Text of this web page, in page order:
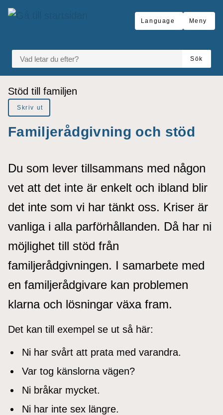
Gå till innehåll
till sidomeny
Language Meny
VAD LETAR DU EFTER?
Sök
Du är här:
Stöd till familjen
Skriv ut
Familjerådgivning och stöd
Du som lever tillsammans med någon
vet att det inte är enkelt och ibland blir
det inte som vi har tänkt oss. Kriser är
vanliga i alla parförhållanden. Då har ni
möjlighet till stöd från
familjerådgivningen. I samarbete med
en familjerådgivare kan problemen
klarna och lösningar växa fram.
Det kan till exempel se ut så här:
Ni har svårt att prata med varandra.
Var tog känslorna vägen?
Ni bråkar mycket.
Ni har inte sex längre.